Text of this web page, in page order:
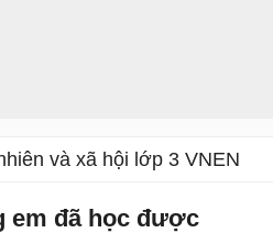
và xã hội lớp 3 VNEN
em đã học được